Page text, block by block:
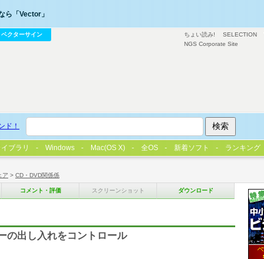
ア > CD・DVD関係係
コメント・評価 スクリーンショット ダウンロード
の出し入れをコントロール
ちょい読み! SELECTION
NGS Corporate Site
ら「Vector」
ベクターサイン
ド！
イブラリ Windows Mac(OS X) 全OS 新着ソフト ランキング